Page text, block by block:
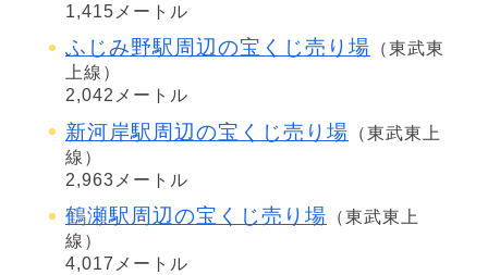
1,415メートル
ふじみ野駅周辺の宝くじ売り場 （東武東
上線）
2,042メートル
新河岸駅周辺の宝くじ売り場 （東武東上
線）
2,963メートル
鶴瀬駅周辺の宝くじ売り場 （東武東上
線）
4,017メートル